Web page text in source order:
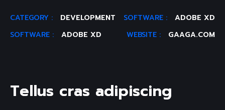
CATEGORY : DEVELOPMENT SOFTWARE :
ADOBE XD
SOFTWARE :
ADOBE XD WEBSITE : GAAGA.COM
Tellus cras adipiscing